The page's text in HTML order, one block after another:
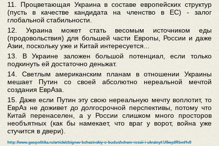
11. Процветающая Украина в составе европейских структур
(пусть в качестве кандидата на членство в ЕС) - залог
глобальной стабильности.
12. Украина может стать весомым источником еды
(продовольствия) для большей части Европы, России и даже
Азии, поскольку уже и Китай интересуется...
13. В Украине заложен большой потенциал, если только
подкинуть ей достаточно деньжат.
14. Светлым американским планам в отношении Украины
мешает Путин со своей абсолютно нереальной мечтой
создания ЕврАза.
15. Даже если Путин эту свою нереальную мечту воплотит, то
ЕврАз не доживет до долгосрочной перспективы, потому что
Китай перенаселен, а у России слишком много просторов
необъятных (как бы намекает, что враг у ворот, война уже
стучится в двери).
http://www.geopolitika.ru/article/zbignev-bzhezinskiy-o-budushchem-rossii-i-ukrainy#.U6wydRbmHv0